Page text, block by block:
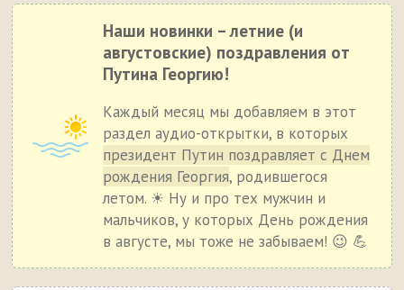
Наши новинки – летние (и
августовские) поздравления от
Путина Георгию!
Каждый месяц мы добавляем в этот
раздел аудио-открытки, в которых
президент Путин поздравляет с Днем
рождения Георгия, родившегося
летом. ☀ Ну и про тех мужчин и
мальчиков, у которых День рождения
в августе, мы тоже не забываем! 😉 💪